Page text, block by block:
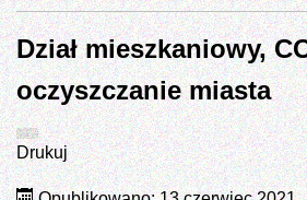
Dział mieszkaniowy,
oczyszczanie miasta
Drukuj